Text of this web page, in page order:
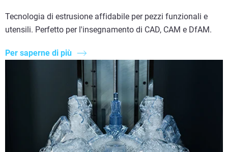
Tecnologia di estrusione affidabile per pezzi funzionali e
utensili. Perfetto per l'insegnamento di CAD, CAM e DfAM.
Per saperne di più